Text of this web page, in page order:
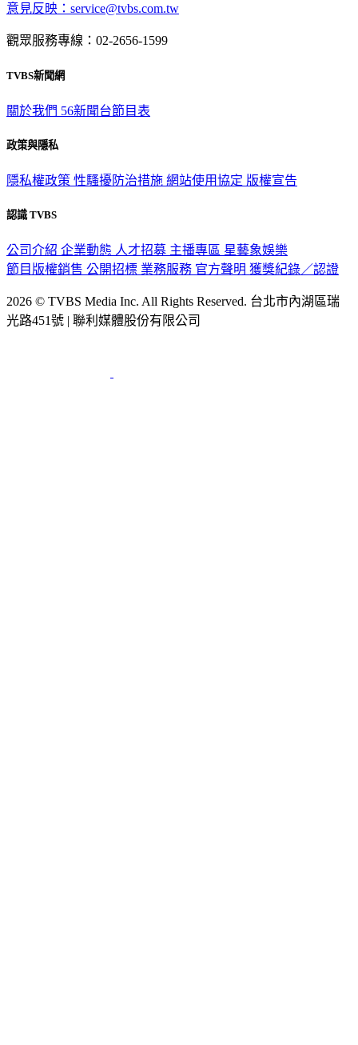
意見反映：service@tvbs.com.tw
觀眾服務專線：02-2656-1599
TVBS新聞網
關於我們 56新聞台節目表
政策與隱私
隱私權政策 性騷擾防治措施 網站使用協定 版權宣告
認識 TVBS
公司介紹 企業動態 人才招募 主播專區 星藝象娛樂
節目版權銷售 公開招標 業務服務 官方聲明 獲獎紀錄／認證
2026 © TVBS Media Inc. All Rights Reserved. 台北市內湖區瑞
光路451號 | 聯利媒體股份有限公司